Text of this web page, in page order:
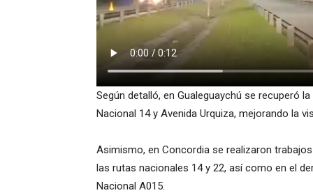
Según detalló, en Gualeguaychú se recuperó
Nacional 14 y Avenida Urquiza, mejorando la
Asimismo, en Concordia se realizaron
las rutas nacionales 14 y 22, así como en el
Nacional A015.